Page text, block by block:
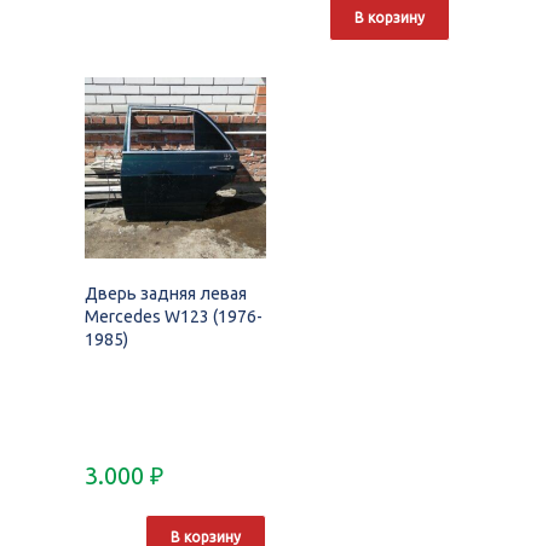
В корзину
Дверь задняя левая
Mercedes W123 (1976-
1985)
3.000 ₽
В корзину